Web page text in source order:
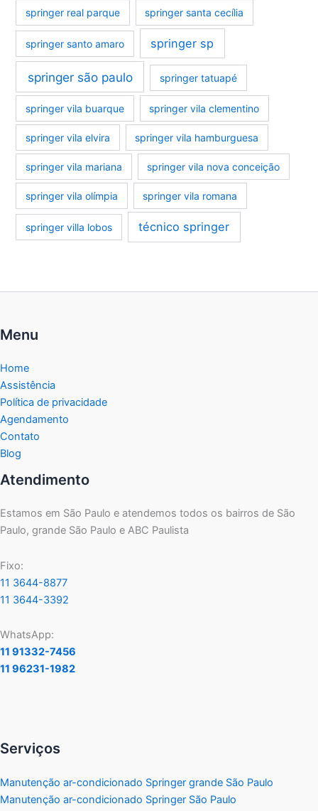
springer real parque springer santa cecília
springer santo amaro springer sp
springer são paulo springer tatuapé
springer vila buarque springer vila clementino
springer vila elvira springer vila hamburguesa
springer vila mariana springer vila nova conceição
springer vila olímpia springer vila romana
springer villa lobos técnico springer
Menu
Home
Assistência
Política de privacidade
Agendamento
Contato
Blog
Atendimento
Estamos em São Paulo e atendemos todos os bairros de São
Paulo, grande São Paulo e ABC Paulista
Fixo:
11 3644-8877
11 3644-3392
WhatsApp:
11 91332-7456
11 96231-1982
Serviços
Manutenção ar-condicionado Springer grande São Paulo
Manutenção ar-condicionado Springer São Paulo